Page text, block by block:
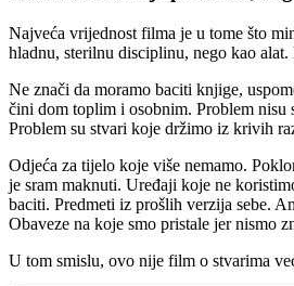
Najveća vrijednost filma je u tome što
hladnu, sterilnu disciplinu, nego kao
Ne znači da moramo baciti knjige,
čini dom toplim i osobnim. Problem nisu
Problem su stvari koje držimo iz krivih
Odjeća za tijelo koje više nemamo.
je sram maknuti. Uređaji koje ne
baciti. Predmeti iz prošlih verzija sebe.
Obaveze na koje smo pristale jer nismo
U tom smislu, ovo nije film o stvarima